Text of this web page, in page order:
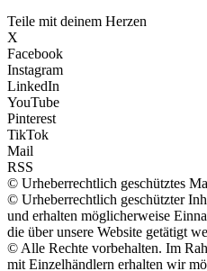
Teile mit deinem Herzen
X
Facebook
Instagram
LinkedIn
YouTube
Pinterest
TikTok
Mail
RSS
© Urheberrechtlich geschütztes
© Urheberrechtlich geschützter
und erhalten möglicherweise
die über unsere Website getätigt
© Alle Rechte vorbehalten. Im
mit Einzelhändlern erhalten wir